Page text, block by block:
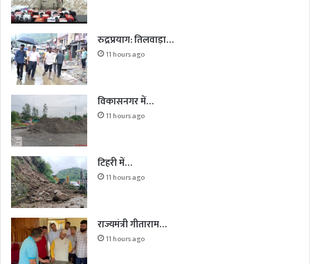
रुद्रप्रयाग: तिलवाड़ा…
11 hours ago
विकासनगर में…
11 hours ago
टिहरी में…
11 hours ago
राज्यमंत्री गीताराम…
11 hours ago